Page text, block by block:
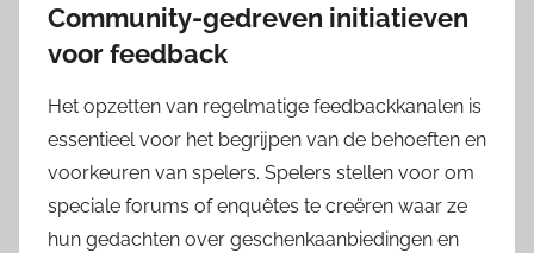
Community-gedreven initiatieven
voor feedback
Het opzetten van regelmatige feedbackkanalen is
essentieel voor het begrijpen van de behoeften en
voorkeuren van spelers. Spelers stellen voor om
speciale forums of enquêtes te creëren waar ze
hun gedachten over geschenkaanbiedingen en